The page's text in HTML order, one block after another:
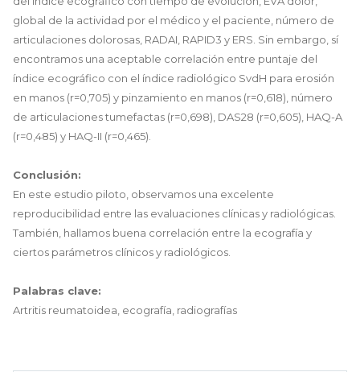
global de la actividad por el médico y el paciente, número de
articulaciones dolorosas, RADAI, RAPID3 y ERS. Sin embargo, sí
encontramos una aceptable correlación entre puntaje del
índice ecográfico con el índice radiológico SvdH para erosión
en manos (r=0,705) y pinzamiento en manos (r=0,618), número
de articulaciones tumefactas (r=0,698), DAS28 (r=0,605), HAQ-A
(r=0,485) y HAQ-II (r=0,465).
Conclusión:
En este estudio piloto, observamos una excelente
reproducibilidad entre las evaluaciones clínicas y radiológicas.
También, hallamos buena correlación entre la ecografía y
ciertos parámetros clínicos y radiológicos.
Palabras clave:
Artritis reumatoidea, ecografía, radiografías